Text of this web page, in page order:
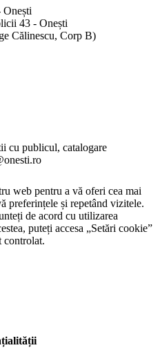
43 - Onești
Călinescu, Corp B)
cu publicul, catalogare
web pentru a vă oferi cea mai
preferințele și repetând vizitele.
de acord cu utilizarea
puteți accesa „Setări cookie”
controlat.